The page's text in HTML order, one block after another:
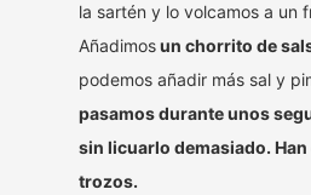
la sartén y lo volcamos a un
Añadimosun chorrito de
podemos añadir más sal y
pasamos durante unos
sin licuarlo demasiado.
trozos.